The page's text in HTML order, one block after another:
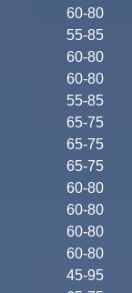
60-80
55-85
60-80
60-80
55-85
65-75
65-75
65-75
60-80
60-80
60-80
60-80
45-95